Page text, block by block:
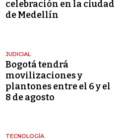
celebración en la ciudad
de Medellín
JUDICIAL
Bogotá tendrá
movilizaciones y
plantones entre el 6 y el
8 de agosto
TECNOLOGÍA